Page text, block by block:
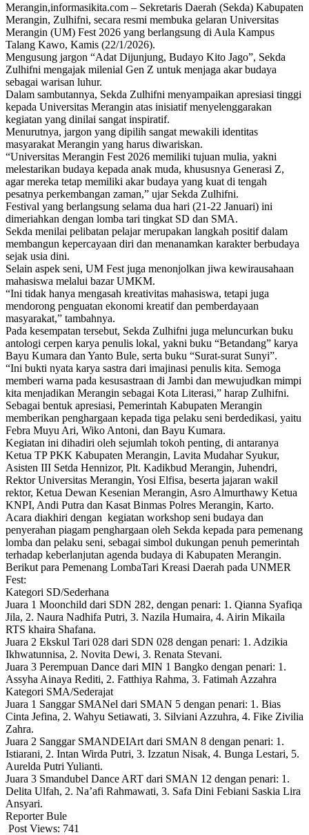
Merangin,informasikita.com – Sekretaris Daerah (Sekda) Kabupaten
Merangin, Zulhifni, secara resmi membuka gelaran Universitas
Merangin (UM) Fest 2026 yang berlangsung di Aula Kampus
Talang Kawo, Kamis (22/1/2026).
Mengusung jargon “Adat Dijunjung, Budayo Kito Jago”, Sekda
Zulhifni mengajak milenial Gen Z untuk menjaga akar budaya
sebagai warisan luhur.
Dalam sambutannya, Sekda Zulhifni menyampaikan apresiasi tinggi
kepada Universitas Merangin atas inisiatif menyelenggarakan
kegiatan yang dinilai sangat inspiratif.
Menurutnya, jargon yang dipilih sangat mewakili identitas
masyarakat Merangin yang harus diwariskan.
“Universitas Merangin Fest 2026 memiliki tujuan mulia, yakni
melestarikan budaya kepada anak muda, khususnya Generasi Z,
agar mereka tetap memiliki akar budaya yang kuat di tengah
pesatnya perkembangan zaman,” ujar Sekda Zulhifni.
Festival yang berlangsung selama dua hari (21-22 Januari) ini
dimeriahkan dengan lomba tari tingkat SD dan SMA.
Sekda menilai pelibatan pelajar merupakan langkah positif dalam
membangun kepercayaan diri dan menanamkan karakter berbudaya
sejak usia dini.
Selain aspek seni, UM Fest juga menonjolkan jiwa kewirausahaan
mahasiswa melalui bazar UMKM.
“Ini tidak hanya mengasah kreativitas mahasiswa, tetapi juga
mendorong penguatan ekonomi kreatif dan pemberdayaan
masyarakat,” tambahnya.
Pada kesempatan tersebut, Sekda Zulhifni juga meluncurkan buku
antologi cerpen karya penulis lokal, yakni buku “Betandang” karya
Bayu Kumara dan Yanto Bule, serta buku “Surat-surat Sunyi”.
“Ini bukti nyata karya sastra dari imajinasi penulis kita. Semoga
memberi warna pada kesusastraan di Jambi dan mewujudkan mimpi
kita menjadikan Merangin sebagai Kota Literasi,” harap Zulhifni.
Sebagai bentuk apresiasi, Pemerintah Kabupaten Merangin
memberikan penghargaan kepada tiga pelaku seni berdedikasi, yaitu
Febra Muyu Ari, Wiko Antoni, dan Bayu Kumara.
Kegiatan ini dihadiri oleh sejumlah tokoh penting, di antaranya
Ketua TP PKK Kabupaten Merangin, Lavita Mudahar Syukur,
Asisten III Setda Hennizor, Plt. Kadikbud Merangin, Juhendri,
Rektor Universitas Merangin, Yosi Elfisa, beserta jajaran wakil
rektor, Ketua Dewan Kesenian Merangin, Asro Almurthawy Ketua
KNPI, Andi Putra dan Kasat Binmas Polres Merangin, Karto.
Acara diakhiri dengan kegiatan workshop seni budaya dan
penyerahan piagam penghargaan oleh Sekda kepada para pemenang
lomba dan pelaku seni, sebagai simbol dukungan penuh pemerintah
terhadap keberlanjutan agenda budaya di Kabupaten Merangin.
Berikut para Pemenang LombaTari Kreasi Daerah pada UNMER
Fest:
Kategori SD/Sederhana
Juara 1 Moonchild dari SDN 282, dengan penari: 1. Qianna Syafiqa
Jila, 2. Naura Nadhifa Putri, 3. Nazila Humaira, 4. Airin Mikaila
RTS khaira Shafana.
Juara 2 Ekskul Tari 028 dari SDN 028 dengan penari: 1. Adzikia
Ikhwatunnisa, 2. Novita Dewi, 3. Renata Stevani.
Juara 3 Perempuan Dance dari MIN 1 Bangko dengan penari: 1.
Assyha Ainaya Rediti, 2. Fatthiya Rahma, 3. Fatimah Azzahra
Kategori SMA/Sederajat
Juara 1 Sanggar SMANel dari SMAN 5 dengan penari: 1. Bias
Cinta Jefina, 2. Wahyu Setiawati, 3. Silviani Azzuhra, 4. Fike Zivilia
Zahra.
Juara 2 Sanggar SMANDEIArt dari SMAN 8 dengan penari: 1.
Istiarani, 2. Intan Wirda Putri, 3. Izzatun Nisak, 4. Bunga Lestari, 5.
Aurelda Putri Yulianti.
Juara 3 Smandubel Dance ART dari SMAN 12 dengan penari: 1.
Delita Ulfah, 2. Na’afi Rahmawati, 3. Safa Dini Febiani Saskia Lira
Ansyari.
Reporter Bule
Post Views: 741